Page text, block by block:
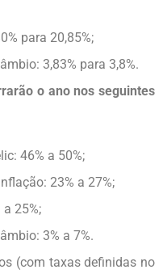
para 20,85%;
3,83% para 3,8%.
o ano nos seguintes
46% a 50%;
23% a 27%;
25%;
3% a 7%.
(com taxas definidas no